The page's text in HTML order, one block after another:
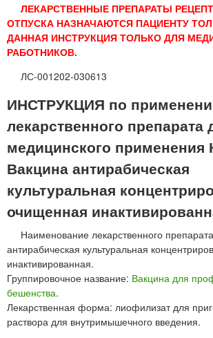
ЛЕКАРСТВЕННЫЕ ПРЕПАРАТЫ
ОТПУСКА НАЗНАЧАЮТСЯ ПАЦИЕНТУ
ДАННАЯ ИНСТРУКЦИЯ ТОЛЬКО ДЛЯ
РАБОТНИКОВ.
ЛС-001202-030613
ИНСТРУКЦИЯ по
лекарственного препарата
медицинского
Вакцина антирабическая
культуральная
очищенная
Наименование лекарственного
антирабическая культуральная
инактивированная.
Группировочное название: Вакцина для
бешенства.
Лекарственная форма: лиофилизат для
раствора для внутримышечного введения.